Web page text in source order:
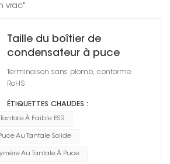
vrac"
Taille du boîtier de
condensateur à puce
électrolytique solide au
tantale polymère D1
Terminaison sans plomb, conforme
RoHS
ÉTIQUETTES CHAUDES :
À Faible ESR
Au Tantale Solide
Au Tantale À Puce